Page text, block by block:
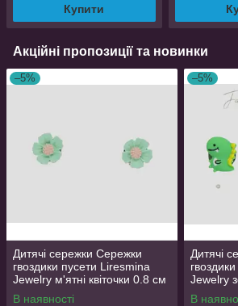
Купити
Акційні пропозиції та новинки
–5%
Дитячі сережки Сережки
гвоздики пусети Liresmina
Jewelry м'ятні квіточки 0.8 см
В наявності
–5%
Дитячі
Jewelry
0.8 см
В